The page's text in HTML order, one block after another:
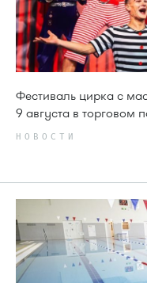
Фестиваль цирка с
9 августа в торговом
НОВОСТИ